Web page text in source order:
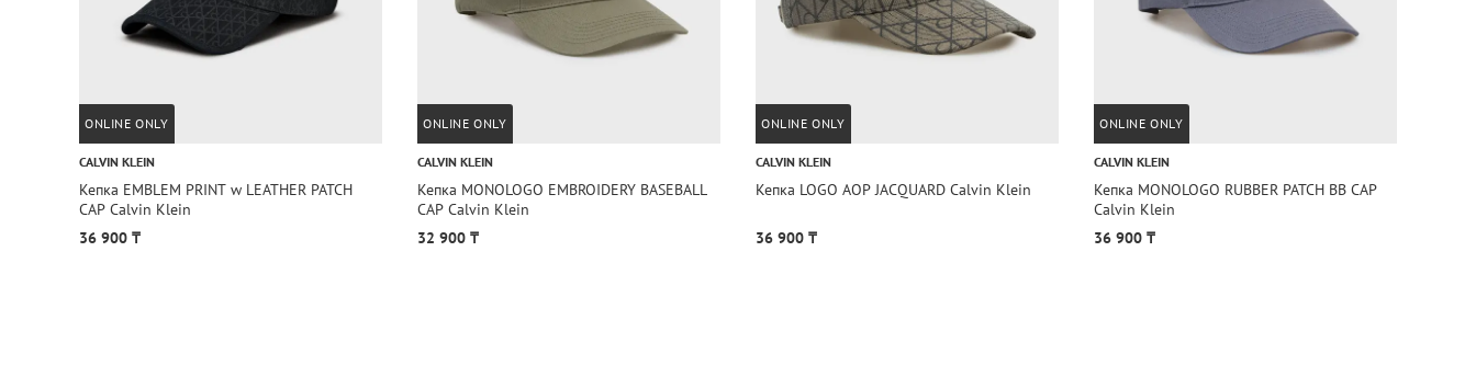
ONLINE ONLY
CALVIN KLEIN
Кепка EMBLEM PRINT w LEATHER PATCH
CAP Calvin Klein
36 900 ₸
ONLINE ONLY
CALVIN KLEIN
Кепка MONOLOGO EMBROIDERY BASEBALL
CAP Calvin Klein
32 900 ₸
ONLINE ONLY
CALVIN KLEIN
Кепка LOGO AOP JACQUARD Calvin Klein
36 900 ₸
ONLINE ONLY
CALVIN KLEIN
Кепка MONOLOGO RUBBER PATCH BB CAP
Calvin Klein
36 900 ₸